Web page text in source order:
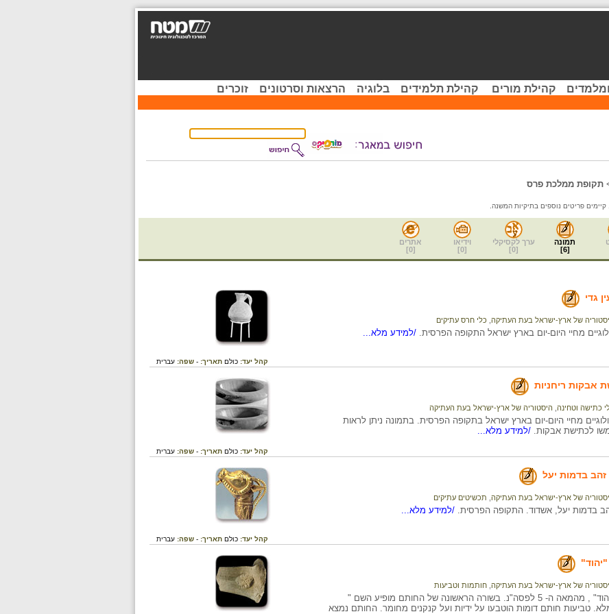
קהילת מורים קהילת תלמידים בלוגיה הרצאות וסרטונים זוכרים
תקופת ממלכת פרס
תמונה
[
6
]
ערך לקסיקלי
[
0
]
וידיאו
[
0
]
אתרים
[
0
]
גדי
של ארץ-ישראל בעת העתיקה כלי חרס עתיקים
מחיי היום-יום בארץ ישראל התקופה הפרסית. /למידע מלא...
קהל יעד: כולם תאריך: - שפה: עברית
אבקות ריחניות
כתישה וטחינה היסטוריה של ארץ-ישראל בעת העתיקה
מחיי היום-יום בארץ ישראל בתקופה הפרסית. בתמונה ניתן לראות
לכתישת אבקות. /למידע מלא...
קהל יעד: כולם תאריך: - שפה: עברית
בדמות יעל
של ארץ-ישראל בעת העתיקה תכשיטים עתיקים
בדמות יעל, אשדוד. התקופה הפרסית. /למידע מלא...
קהל יעד: כולם תאריך: - שפה: עברית
של ארץ-ישראל בעת העתיקה חותמות וטביעות
טביעת חותם "יהוד" , מהמאה ה- 5 לפסה"נ. בשורה הראשונה של החותם מופיע השם "
טביעות חותם דומות הוטבעו על ידיות ועל קנקנים מחומר. החותם נמצא